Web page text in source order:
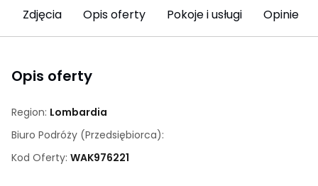
Zdjęcia Opis oferty Pokoje i usługi Opinie
Opis oferty
Region: Lombardia
Biuro Podróży (przedsiębiorca):
Kod Oferty: WAK976221